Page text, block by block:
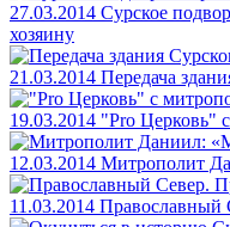
27.03.2014 Сурское
хозяину
21.03.2014 Передача
19.03.2014 "Pro Церковь"
12.03.2014 Митрополит
11.03.2014 Православный